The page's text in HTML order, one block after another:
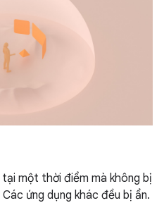
một thời điểm mà không bị
ứng dụng khác đều bị ẩn.